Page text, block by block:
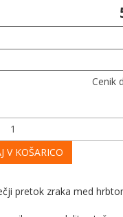
Cenik
V KOŠARICO
pretok zraka med